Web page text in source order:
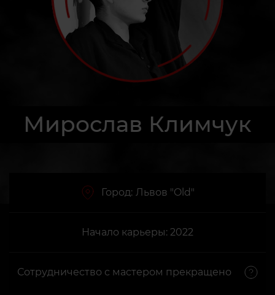
Мирослав Климчук
Город: Львов "Old"
Начало карьеры: 2022
Сотрудничество с мастером прекращено